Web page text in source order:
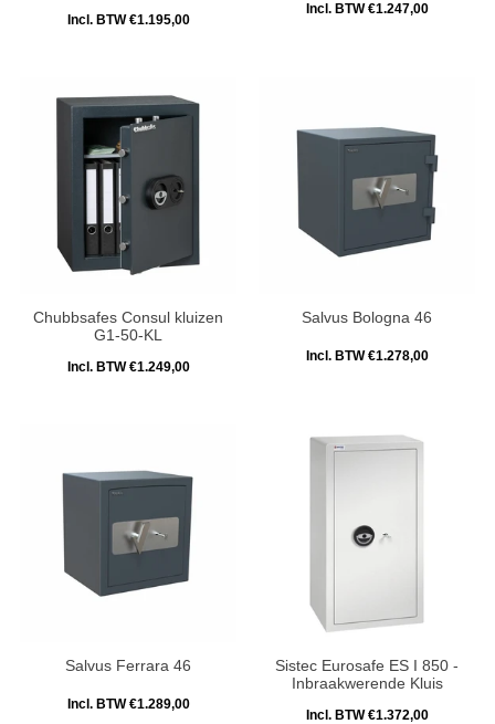
Incl. BTW €1.195,00
Incl. BTW €1.247,00
Chubbsafes Consul kluizen
G1-50-KL
Incl. BTW €1.249,00
Salvus Bologna 46
Incl. BTW €1.278,00
Salvus Ferrara 46
Incl. BTW €1.289,00
Sistec Eurosafe ES I 850 -
Inbraakwerende Kluis
Incl. BTW €1.372,00